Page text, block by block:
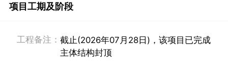
项目工期及阶段
工程备注： 截止(2026年07月28日)，该项目已完成
主体结构封顶